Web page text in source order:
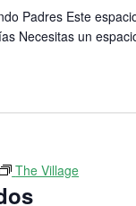
Padres Este
Necesitas un
The Village